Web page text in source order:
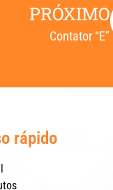
PRÓXIMO
Contator “E”
rápido